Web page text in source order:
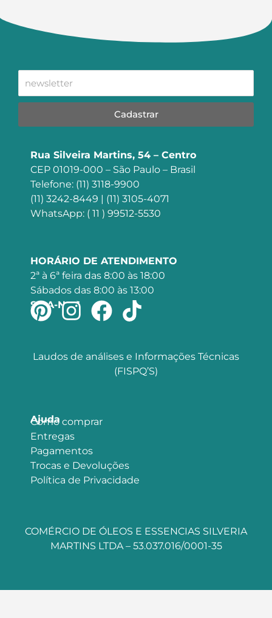
Cadastrar
Rua Silveira Martins, 54 – Centro
CEP 01019-000 – São Paulo – Brasil
Telefone: (11) 3118-9900
(11) 3242-8449 | (11) 3105-4071
WhatsApp: ( 11 ) 99512-5530
HORÁRIO DE ATENDIMENTO
2ª à 6ª feira das 8:00 às 18:00
Sábados das 8:00 às 13:00
SIGA-NOS
Laudos de análises e Informações Técnicas
(FISPQ’S)
Ajuda
Como comprar
Entregas
Pagamentos
Trocas e Devoluções
Política de Privacidade
COMÉRCIO DE ÓLEOS E ESSENCIAS SILVERIA
MARTINS LTDA – 53.037.016/0001-35